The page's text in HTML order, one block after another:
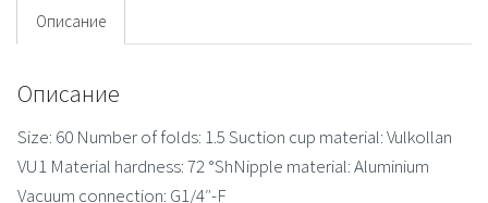
Описание
Описание
Size: 60 Number of folds: 1.5 Suction cup material: Vulkollan
VU1 Material hardness: 72 °ShNipple material: Aluminium
Vacuum connection: G1/4″-F